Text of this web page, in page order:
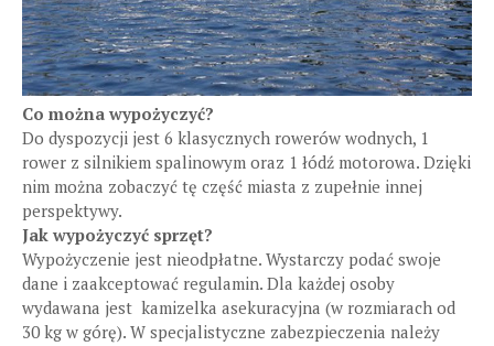
Co można wypożyczyć?
Do dyspozycji jest 6 klasycznych rowerów wodnych, 1
rower z silnikiem spalinowym oraz 1 łódź motorowa. Dzięki
nim można zobaczyć tę część miasta z zupełnie innej
perspektywy.
Jak wypożyczyć sprzęt?
Wypożyczenie jest nieodpłatne. Wystarczy podać swoje
dane i zaakceptować regulamin. Dla każdej osoby
wydawana jest kamizelka asekuracyjna (w rozmiarach od
30 kg w górę). W specjalistyczne zabezpieczenia należy